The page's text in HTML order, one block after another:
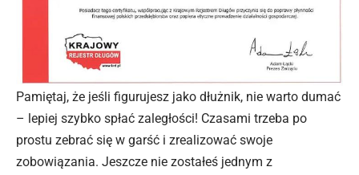
Pamiętaj, że jeśli figurujesz jako dłużnik, nie warto dumać
– lepiej szybko spłać zaległości! Czasami trzeba po
prostu zebrać się w garść i zrealizować swoje
zobowiązania. Jeszcze nie zostałeś jednym z